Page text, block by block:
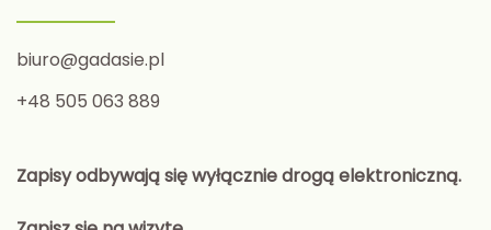
biuro@gadasie.pl
+48 505 063 889
Zapisy odbywają się wyłącznie drogą elektroniczną.